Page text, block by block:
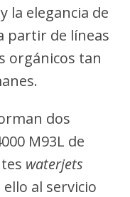
la elegancia de
partir de líneas
orgánicos tan
dos
M93L de
waterjets
ello al servicio